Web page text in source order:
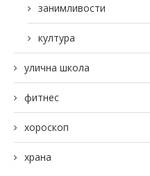
занимливости
култура
улична школа
фитнес
хороскоп
храна